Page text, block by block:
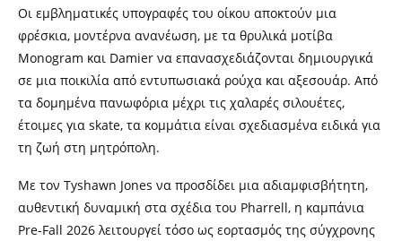
Οι εμβληματικές υπογραφές του oίκου αποκτούν μια
φρέσκια, μοντέρνα ανανέωση, με τα θρυλικά μοτίβα
Monogram και Damier να επανασχεδιάζονται δημιουργικά
σε μια ποικιλία από εντυπωσιακά ρούχα και αξεσουάρ. Από
τα δομημένα πανωφόρια μέχρι τις χαλαρές σιλουέτες,
έτοιμες για skate, τα κομμάτια είναι σχεδιασμένα ειδικά για
τη ζωή στη μητρόπολη.
Με τον Tyshawn Jones να προσδίδει μια αδιαμφισβήτητη,
αυθεντική δυναμική στα σχέδια του Pharrell, η καμπάνια
Pre-Fall 2026 λειτουργεί τόσο ως εορτασμός της σύγχρονης